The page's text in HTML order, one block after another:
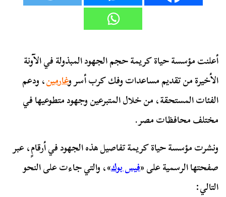
أعلنت مؤسسة حياة كريمة حجم الجهود المبذولة في الآونة
الأخيرة من تقديم مساعدات وفك كرب أسر وغارمين، ودعم
الفئات المستحقة، من خلال المتبرعين وجهود متطوعيها في
مختلف محافظات مصر.
ونشرت مؤسسة حياة كريمة تفاصيل هذه الجهود في أرقامٍ، عبر
صفحتها الرسمية على «فيس بوك»، والتي جاءت على النحو
التالي: